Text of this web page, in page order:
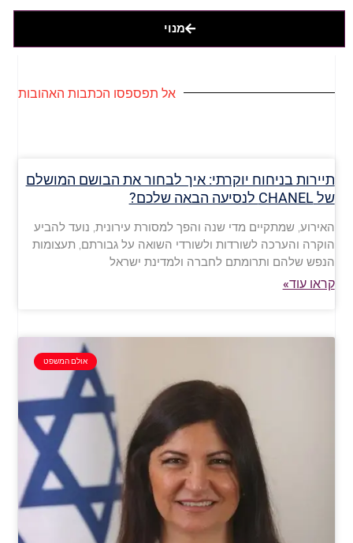
מנוי
אל תפספסו הכתבות האהובות
תיירות בניחוח יוקרתי: איך לבחור את הבושם המושלם
של CHANEL לנסיעה הבאה שלכם?
האירוע, שמתקיים מדי שנה והפך למסורת עירונית, נועד להביע
הוקרה והערכה לשורדות ולשורדי השואה על גבורתם, תעצומות
הנפש שלהם ותרומתם לחברה ולמדינת ישראל
קראו עוד»
אולם המשפט